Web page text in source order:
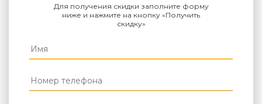
Для получения скидки заполните форму
ниже и нажмите на кнопку «Получить
скидку»